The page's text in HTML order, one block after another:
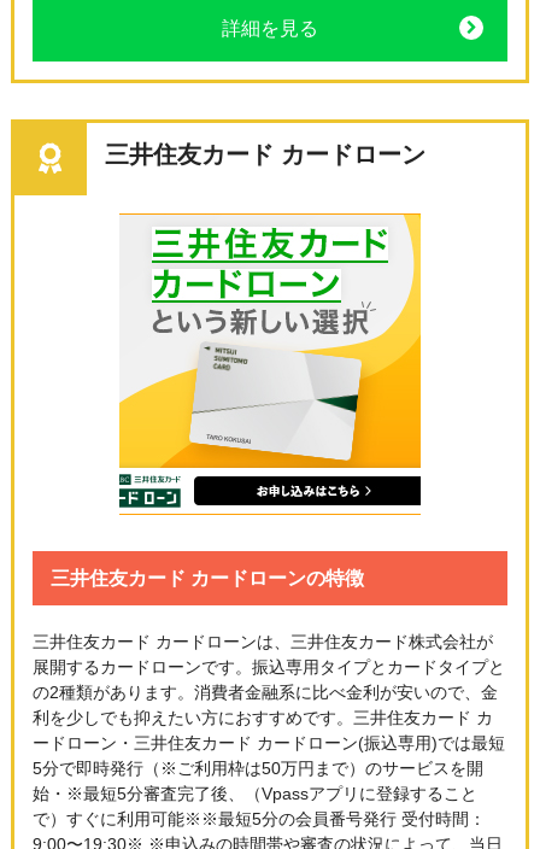
詳細を見る
三井住友カード カードローン
三井住友カード カードローンの特徴
三井住友カード カードローンは、三井住友カード株式会社が
展開するカードローンです。振込専用タイプとカードタイプと
の2種類があります。消費者金融系に比べ金利が安いので、金
利を少しでも抑えたい方におすすめです。三井住友カード カ
ードローン・三井住友カード カードローン(振込専用)では最短
5分で即時発行（※ご利用枠は50万円まで）のサービスを開
始・※最短5分審査完了後、（Vpassアプリに登録すること
で）すぐに利用可能※※最短5分の会員番号発行 受付時間：
9:00〜19:30※ ※申込みの時間帯や審査の状況によって、当日